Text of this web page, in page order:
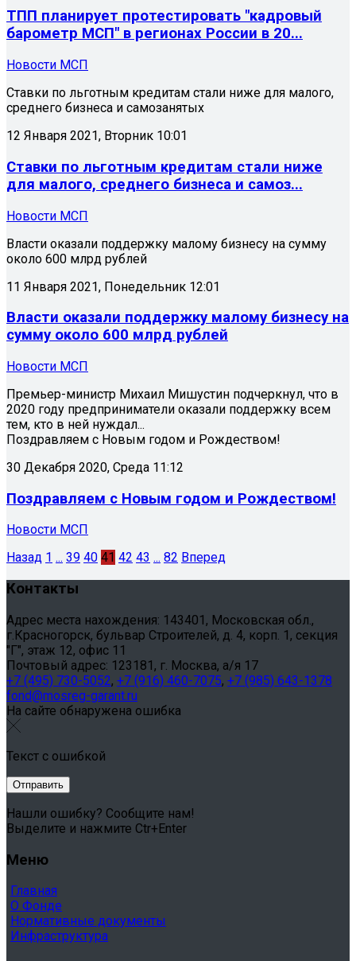
ТПП планирует протестировать "кадровый
барометр МСП" в регионах России в 20...
Новости МСП
Ставки по льготным кредитам стали ниже для малого,
среднего бизнеса и самозанятых
12 Января 2021, Вторник 10:01
Ставки по льготным кредитам стали ниже
для малого, среднего бизнеса и самоз...
Новости МСП
Власти оказали поддержку малому бизнесу на сумму
около 600 млрд рублей
11 Января 2021, Понедельник 12:01
Власти оказали поддержку малому бизнесу на
сумму около 600 млрд рублей
Новости МСП
Премьер-министр Михаил Мишустин подчеркнул, что в
2020 году предприниматели оказали поддержку всем
тем, кто в ней нуждал...
Поздравляем с Новым годом и Рождеством!
30 Декабря 2020, Среда 11:12
Поздравляем с Новым годом и Рождеством!
Новости МСП
Назад 1 ... 39 40 41 42 43 ... 82 Вперед
Контакты
Адрес места нахождения: 143401, Московская обл.,
г.Красногорск, бульвар Строителей, д. 4, корп. 1, секция
"Г", этаж 12, офис 11
Почтовый адрес: 123181, г. Москва, а/я 17
+7 (495) 730-5052, +7 (916) 460-7075, +7 (985) 643-1378
fond@mosreg-garant.ru
На сайте обнаружена ошибка
Текст с ошибкой
Нашли ошибку? Сообщите нам!
Выделите и нажмите Ctr+Enter
Меню
Главная
О Фонде
Нормативные документы
Инфраструктура